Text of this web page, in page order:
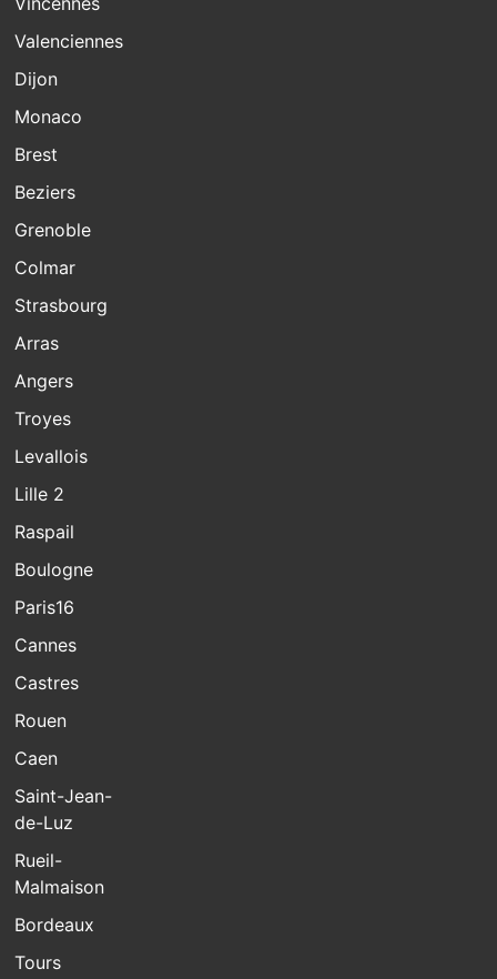
Valenciennes
Dijon
Monaco
Brest
Beziers
Grenoble
Colmar
Strasbourg
Arras
Angers
Troyes
Levallois
Lille 2
Raspail
Boulogne
Paris16
Cannes
Castres
Rouen
Caen
Saint-Jean-
de-Luz
Rueil-
Malmaison
Bordeaux
Tours